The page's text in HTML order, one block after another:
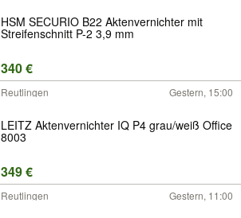
HSM SECURIO B22 Aktenvernichter mit
Streifenschnitt P-2 3,9 mm
340 €
Reutlingen Gestern, 15:00
LEITZ Aktenvernichter IQ P4 grau/weiß Office
8003
349 €
Reutlingen Gestern, 11:00